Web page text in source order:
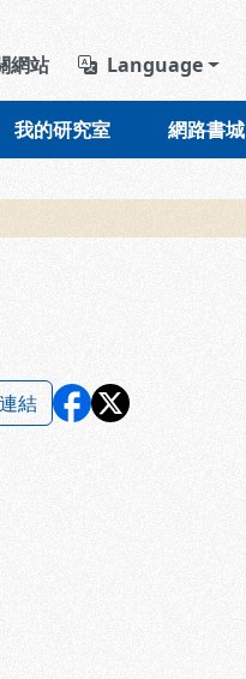
網站 Language
我的研究室 網路書城
結